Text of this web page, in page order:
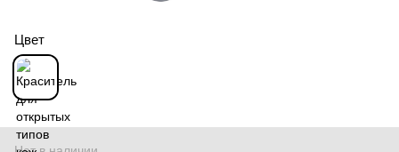
Цвет